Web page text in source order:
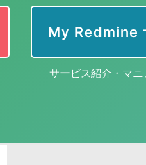
My Redmine
サービス紹介・マ